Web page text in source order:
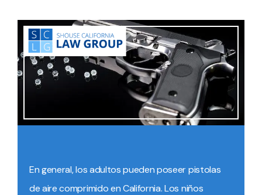
En general, los adultos pueden poseer pistolas
de aire comprimido en California. Los niños